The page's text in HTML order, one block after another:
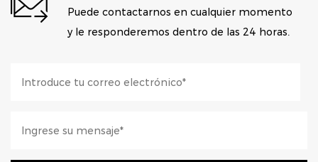
Puede contactarnos en cualquier momento
y le responderemos dentro de las 24 horas.